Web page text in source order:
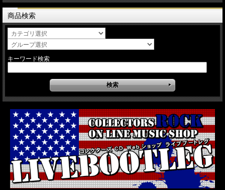
商品検索
キーワード検索